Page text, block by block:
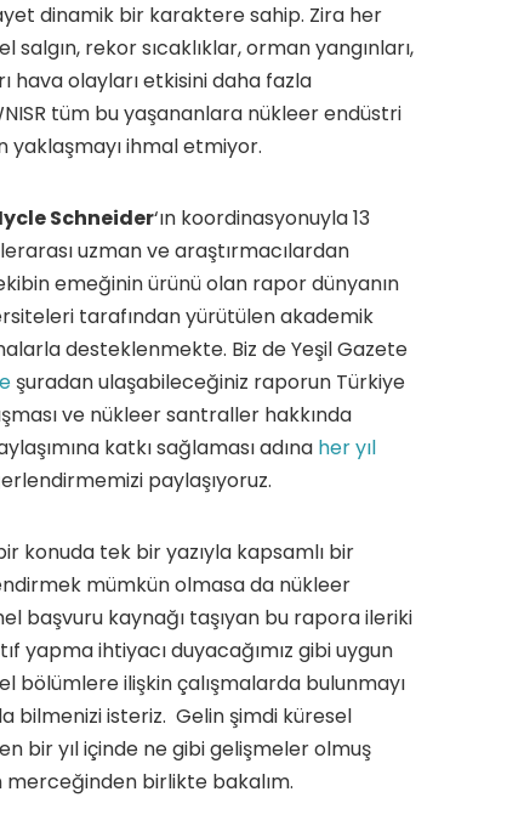
dinamik bir karaktere sahip. Zira her
salgın, rekor sıcaklıklar, orman yangınları,
hava olayları etkisini daha fazla
tüm bu yaşananlara nükleer endüstri
yaklaşmayı ihmal etmiyor.
Schneider‘ın koordinasyonuyla 13
uzman ve araştırmacılardan
emeğinin ürünü olan rapor dünyanın
tarafından yürütülen akademik
desteklenmekte. Biz de Yeşil Gazete
şuradan ulaşabileceğiniz raporun Türkiye
ve nükleer santraller hakkında
katkı sağlaması adına her yıl
paylaşıyoruz.
konuda tek bir yazıyla kapsamlı bir
mümkün olmasa da nükleer
başvuru kaynağı taşıyan bu rapora ileriki
yapma ihtiyacı duyacağımız gibi uygun
bölümlere ilişkin çalışmalarda bulunmayı
bilmenizi isteriz. Gelin şimdi küresel
bir yıl içinde ne gibi gelişmeler olmuş
merceğinden birlikte bakalım.